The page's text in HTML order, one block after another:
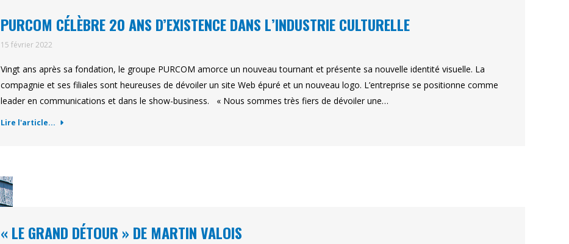
PURCOM CÉLÈBRE 20 ANS D’EXISTENCE DANS L’INDUSTRIE CULTURELLE
15 février 2022
Vingt ans après sa fondation, le groupe PURCOM amorce un nouveau tournant et présente sa nouvelle identité visuelle. La
compagnie et ses filiales sont heureuses de dévoiler un site Web épuré et un nouveau logo. L’entreprise se positionne comme
leader en communications et dans le show-business. « Nous sommes très fiers de dévoiler une…
Lire l'article...
« LE GRAND DÉTOUR » DE MARTIN VALOIS